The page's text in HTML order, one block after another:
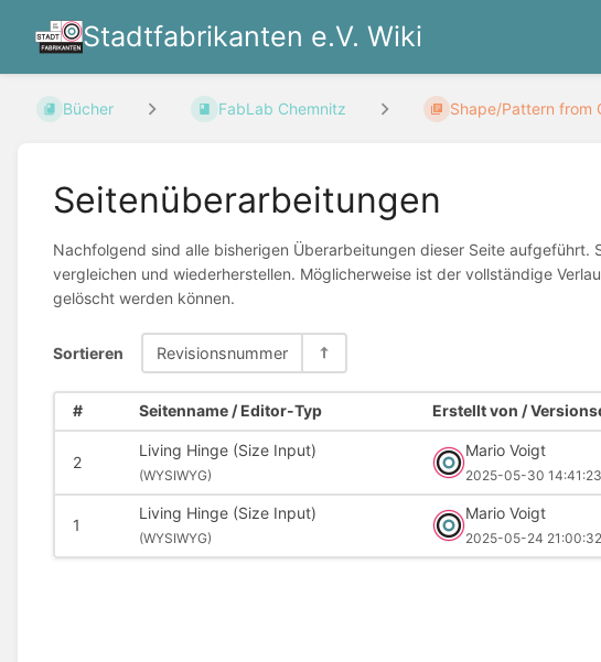
Stadtfabrikanten e.V. Wiki
Bücher FabLab Chemnitz Shape/Pattern from
Seitenüberarbeitungen
Nachfolgend sind alle bisherigen Überarbeitungen dieser Seite
vergleichen und wiederherstellen. Möglicherweise ist der vollständige
gelöscht werden können.
Sortieren Revisionsnummer
# Seitenname / Editor-Typ Erstellt von /
2
Living Hinge (Size Input)
(WYSIWYG)
Mario Voigt
2025-05-30
1
Living Hinge (Size Input)
(WYSIWYG)
Mario Voigt
2025-05-24